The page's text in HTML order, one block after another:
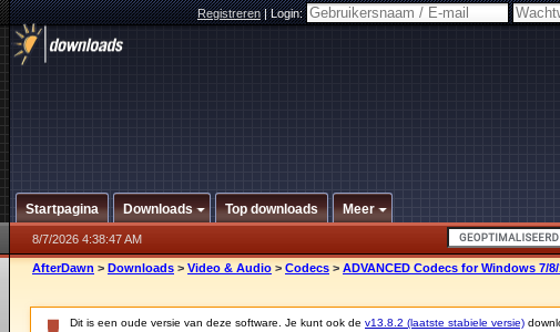
Registreren|Login:
Startpagina Downloads Top downloads Meer
8/7/2026 4:38:47 AM
AfterDawn > Downloads > Video & Audio > Codecs > ADVANCED Codecs for Windows 7/8/
Dit is een oude versie van deze software. Je kunt ook de v13.8.2 (laatste stabiele versie)